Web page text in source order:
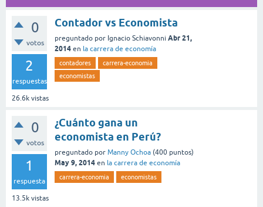
0
votos
2
respuestas
26.6k vistas
Contador vs Economista
preguntado por Ignacio Schiavonni Abr 21,
2014 en la carrera de economía
contadores
carrera-economia
economistas
0
votos
1
respuesta
13.5k vistas
¿Cuánto gana un
economista en Perú?
preguntado por Manny Ochoa (400 puntos)
May 9, 2014 en la carrera de economía
carrera-economia economistas